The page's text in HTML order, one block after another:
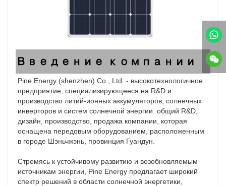
Введение компании
Pine Energy (shenzhen) Co., Ltd. - высокотехнологичное
предприятие, специализирующееся на R&D и
производство литий-ионных аккумуляторов, солнечных
инверторов и систем солнечной энергии. общий R&D,
дизайн, производство, продажа компании, которая
оснащена передовым оборудованием, расположенным
в городе Шэньчжэнь, провинция Гуандун.
Стремясь к устойчивому развитию и возобновляемым
источникам энергии, Pine Energy предлагает широкий
спектр решений в области солнечной энергетики,